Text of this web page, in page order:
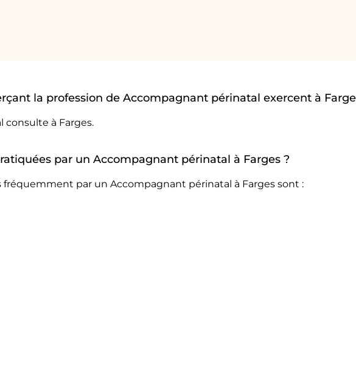
la profession de Accompagnant périnatal exercent à
à Farges.
par un Accompagnant périnatal à Farges ?
fréquemment par un Accompagnant périnatal à Farges sont :